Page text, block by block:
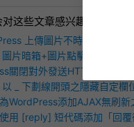
这些文章感兴趣！
上傳圖片不時出現的奇怪
」問題
片暗箱+圖片點擊放大外掛
介紹
關閉對外發送HTTP請求以加
定白名單！）
_ 下劃線開頭之隱藏自定欄
為WordPress添加AJAX無刷新
用 [reply] 短代碼添加「回覆